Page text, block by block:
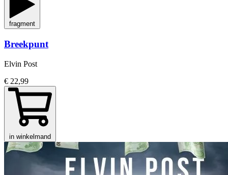
fragment
Breekpunt
Elvin Post
€ 22,99
in winkelmand